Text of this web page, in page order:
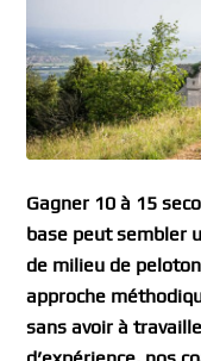
Gagner 10 à 15
base peut sembler
de milieu de
approche
sans avoir à